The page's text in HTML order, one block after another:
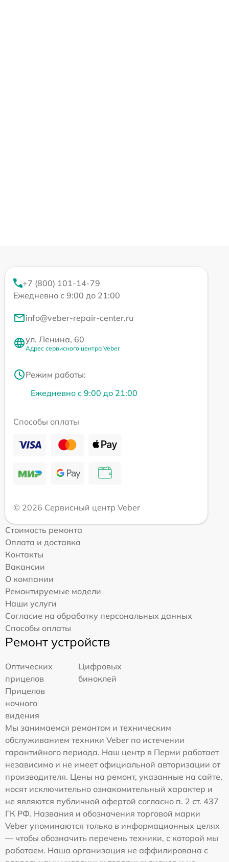
+7 (800) 101-14-79
Ежедневно с 9:00 до 21:00
info@veber-repair-center.ru
ул. Ленина, 60
Адрес сервисного центра Veber
Режим работы:
Ежедневно с 9:00 до 21:00
Способы оплаты
© 2026 Сервисный центр Veber
Стоимость ремонта
Оплата и доставка
Контакты
Вакансии
О компании
Ремонтируемые модели
Наши услуги
Согласие на обработку персональных данных
Способы оплаты
Ремонт устройств
Оптических
прицелов
Цифровых
биноклей
Прицелов
ночного
видения
Мы занимаемся ремонтом и техническим
обслуживанием техники Veber по истечении
гарантийного периода. Наш центр в Перми работает
независимо и не имеет официальной авторизации от
производителя. Цены на ремонт, указанные на сайте,
носят исключительно ознакомительный характер и
не являются публичной офертой согласно п. 2 ст. 437
ГК РФ. Названия и обозначения торговой марки
Veber упоминаются только в информационных целях
— чтобы обозначить перечень техники, с которой мы
работаем. Наша организация не аффилирована с